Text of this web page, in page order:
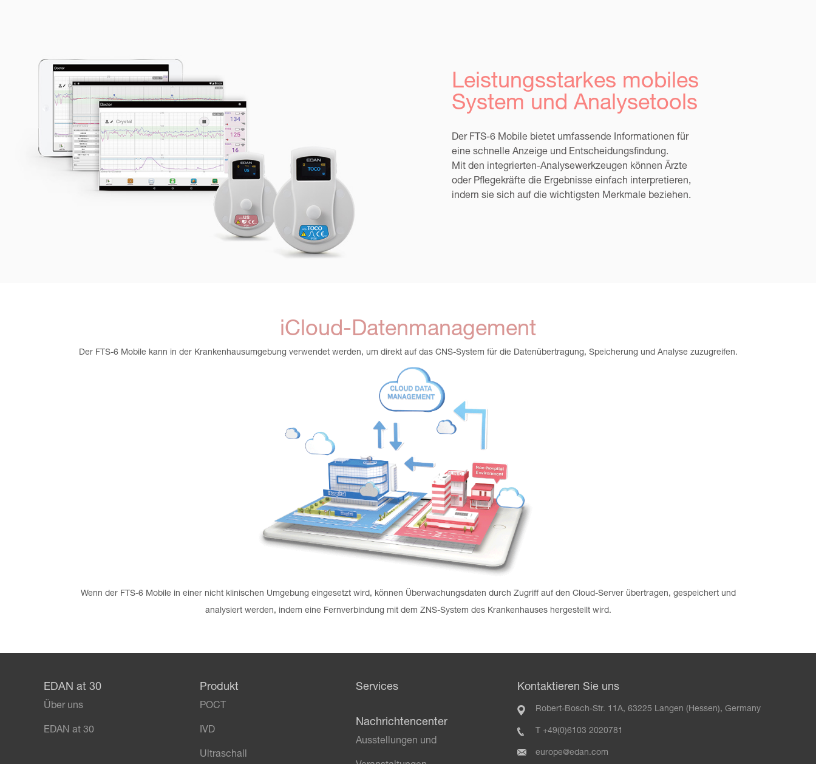
Leistungsstarkes mobiles
System und Analysetools
Der FTS-6 Mobile bietet umfassende Informationen für
eine schnelle Anzeige und Entscheidungsfindung.
Mit den integrierten-Analysewerkzeugen können Ärzte
oder Pflegekräfte die Ergebnisse einfach interpretieren,
indem sie sich auf die wichtigsten Merkmale beziehen.
iCloud-Datenmanagement
Der FTS-6 Mobile kann in der Krankenhausumgebung verwendet werden, um direkt auf das CNS-System für die Datenübertragung, Speicherung und Analyse zuzugreifen.
Wenn der FTS-6 Mobile in einer nicht klinischen Umgebung eingesetzt wird, können Überwachungsdaten durch Zugriff auf den Cloud-Server übertragen, gespeichert und
analysiert werden, indem eine Fernverbindung mit dem ZNS-System des Krankenhauses hergestellt wird.
EDAN at 30
Über uns
EDAN at 30
Produkt
POCT
IVD
Ultraschall
Services
Nachrichtencenter
Ausstellungen und
Kontaktieren Sie uns
Robert-Bosch-Str. 11A, 63225 Langen (Hessen), Germany
T +49(0)6103 2020781
europe@edan.com